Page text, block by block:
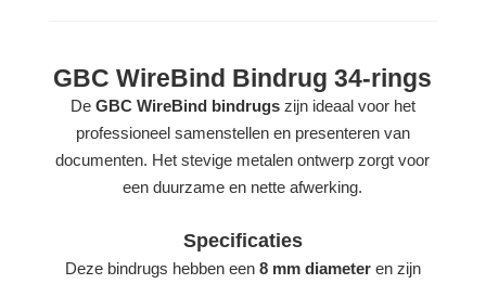
GBC WireBind Bindrug 34-rings
De GBC WireBind bindrugszijn ideaal voor het
professioneel samenstellen en presenteren van
documenten. Het stevige metalen ontwerp zorgt voor
een duurzame en nette afwerking.
Specificaties
Deze bindrugs hebben een 8 mm diameteren zijn